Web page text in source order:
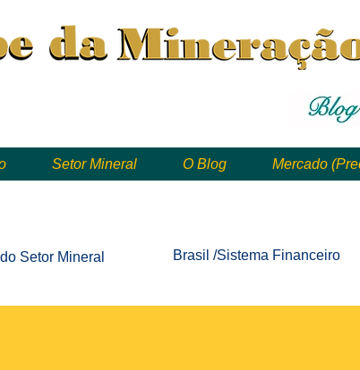
Setor Mineral O Blog Mercado
do Setor Mineral Brasil /Sistema Financeiro